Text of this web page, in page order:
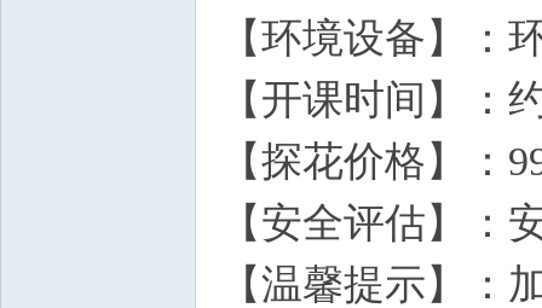
【环境设备】：
【开课时间】：
【探花价格】：
【安全评估】：
【温馨提示】：